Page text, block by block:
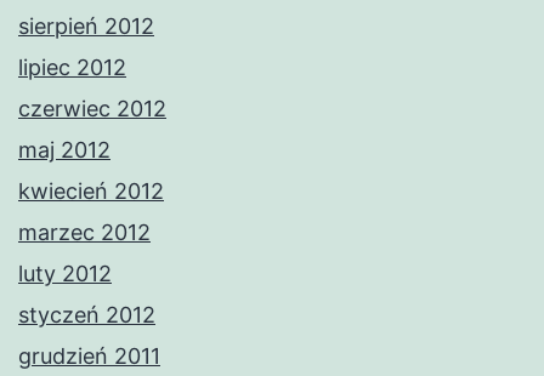
sierpień 2012
lipiec 2012
czerwiec 2012
maj 2012
kwiecień 2012
marzec 2012
luty 2012
styczeń 2012
grudzień 2011